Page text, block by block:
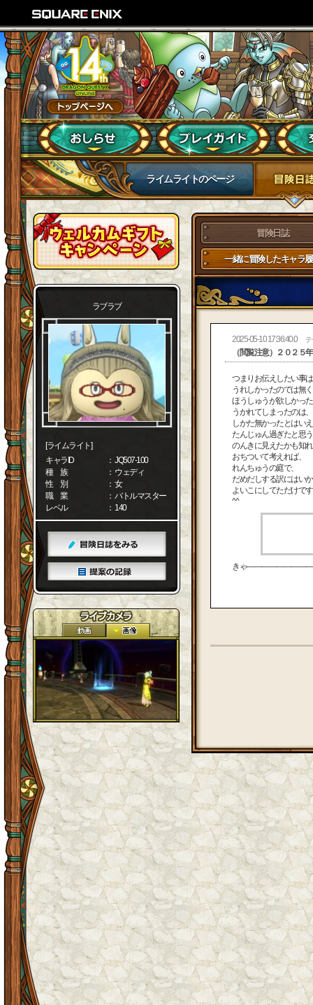
ライムライトのページ
ラブラブ
[ライムライト]
キャラID
： JQ507-100
種 族
： ウェディ
性 別
： 女
職 業
： バトルマスター
レベル
： 140
冒険日誌
一緒に冒険したキャラ
2025-05-10 17:36:40.0 テ
（閲覧注意）２０２５
つまりお伝えしたい事
うれしかったのでは無
ほうしゅうが欲しかっ
うかれてしまったのは、
しかた無かったとはい
たんじゅん過ぎたと思
のんきに見えたかも知
おちついて考えれば、
れんちゅうの庭で、
だめだしする訳にはい
よいこにしてただけで
^^
きゃ